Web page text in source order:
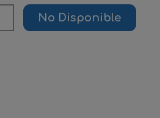
No Disponible